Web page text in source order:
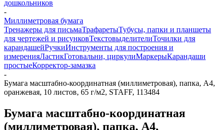
дошкольников
-
Миллиметровая бумага
Тренажеры для письмаТрафаретыТубусы, папки и планшеты
для чертежей и рисунковТекстовыделителиТочилки для
карандашейРучкиИнструменты для построения и
измеренияЛастикГотовальни, циркулиМаркерыКарандаши
простыеКорректор-замазка
-
Бумага масштабно-координатная (миллиметровая), папка, А4,
оранжевая, 10 листов, 65 г/м2, STAFF, 113484
Бумага масштабно-координатная
(миллиметровая), папка, А4,